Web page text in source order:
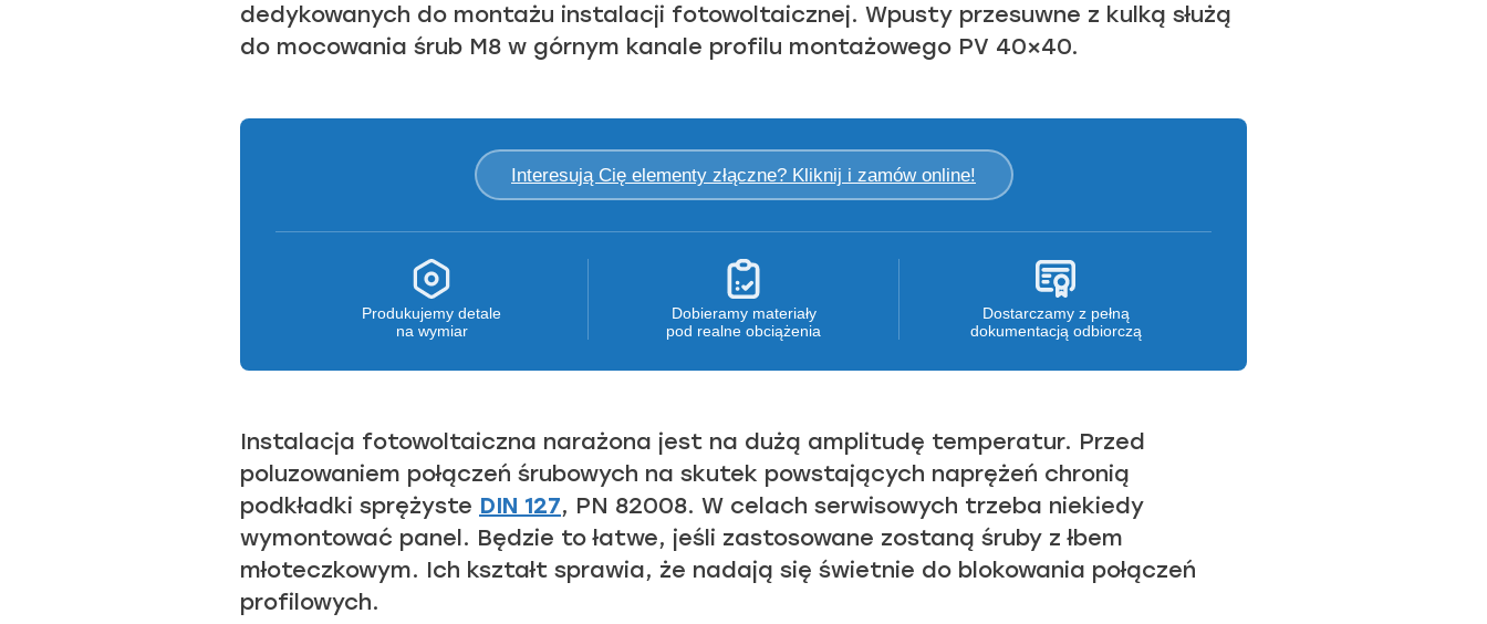
dedykowanych do montażu instalacji fotowoltaicznej. Wpusty przesuwne z kulką służą
do mocowania śrub M8 w górnym kanale profilu montażowego PV 40×40.
Interesują Cię elementy złączne? Kliknij i zamów online!
Produkujemy detale
na wymiar
Dobieramy materiały
pod realne obciążenia
Dostarczamy z pełną
dokumentacją odbiorczą
Instalacja fotowoltaiczna narażona jest na dużą amplitudę temperatur. Przed
poluzowaniem połączeń śrubowych na skutek powstających naprężeń chronią
podkładki sprężyste DIN 127, PN 82008. W celach serwisowych trzeba niekiedy
wymontować panel. Będzie to łatwe, jeśli zastosowane zostaną śruby z łbem
młoteczkowym. Ich kształt sprawia, że nadają się świetnie do blokowania połączeń
profilowych.